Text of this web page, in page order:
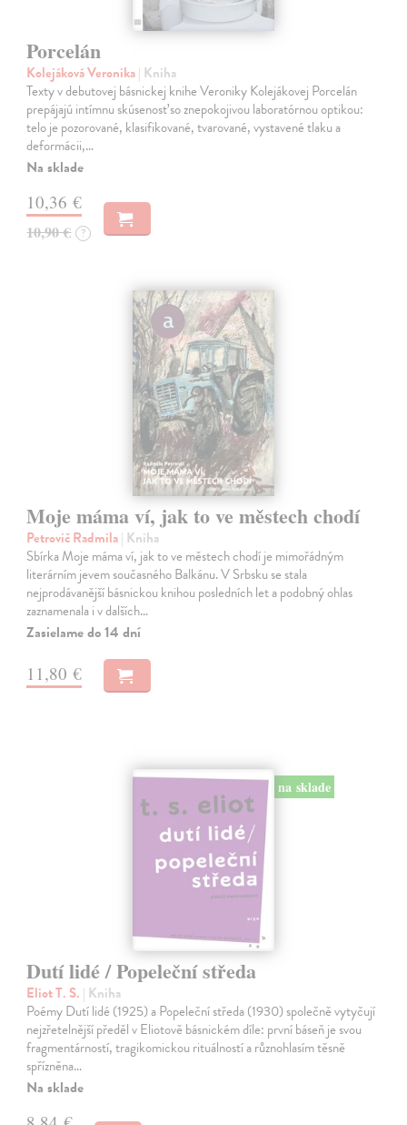
Porcelán
Kolejáková Veronika| Kniha
Texty v debutovej básnickej knihe Veroniky Kolejákovej Porcelán
prepájajú intímnu skúsenosť so znepokojivou laboratórnou optikou:
telo je pozorované, klasifikované, tvarované, vystavené tlaku a
deformácii,…
Na sklade
10,36 €
10,90 € ?
Moje máma ví, jak to ve městech chodí
Petrovič Radmila| Kniha
Sbírka Moje máma ví, jak to ve městech chodí je mimořádným
literárním jevem současného Balkánu. V Srbsku se stala
nejprodávanější básnickou knihou posledních let a podobný ohlas
zaznamenala i v dalších…
Zasielame do 14 dní
11,80 €
na sklade
Dutí lidé / Popeleční středa
Eliot T. S. | Kniha
Poémy Dutí lidé (1925) a Popeleční středa (1930) společně vytyčují
nejzřetelnější předěl v Eliotově básnickém díle: první báseň je svou
fragmentárností, tragikomickou rituálností a různohlasím těsně
spřízněna…
Na sklade